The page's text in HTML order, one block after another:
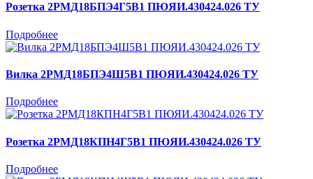
Розетка 2РМД18БПЭ4Г5В1 ПЮЯИ.430424.026 ТУ
Подробнее
Вилка 2РМД18БПЭ4Ш5В1 ПЮЯИ.430424.026 ТУ
Подробнее
Розетка 2РМД18КПН4Г5В1 ПЮЯИ.430424.026 ТУ
Подробнее